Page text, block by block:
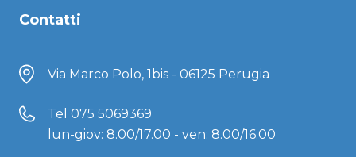
Contatti
Via Marco Polo, 1bis - 06125 Perugia
Tel 075 5069369
lun-giov: 8.00/17.00 - ven: 8.00/16.00